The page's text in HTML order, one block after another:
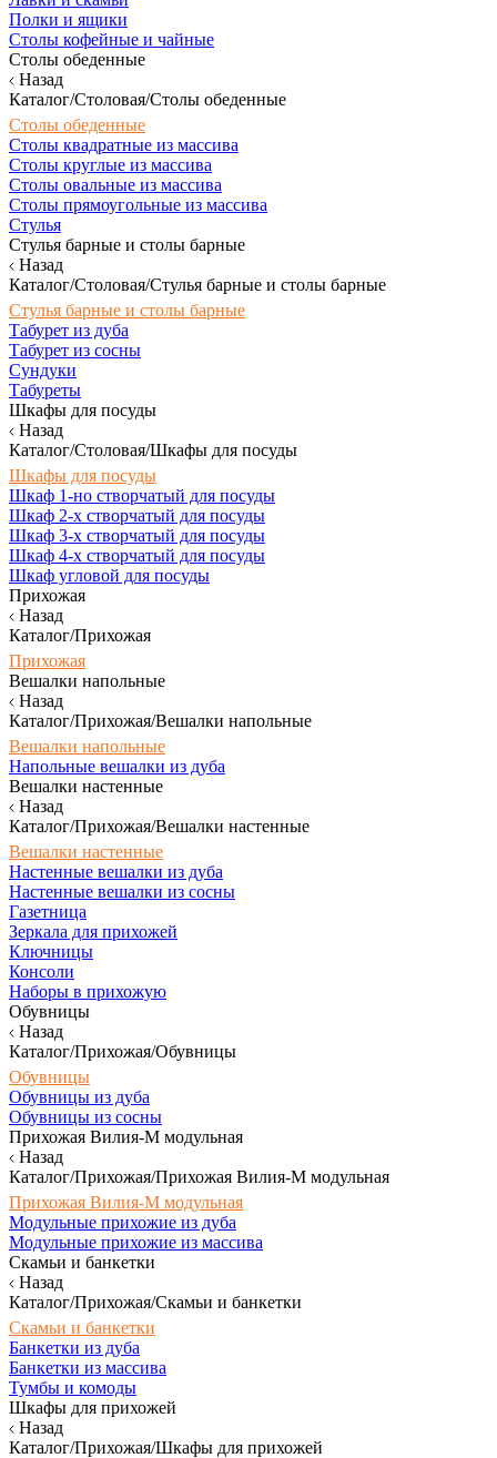
Полки и ящики
Столы кофейные и чайные
Столы обеденные
Назад
Каталог/Столовая/Столы обеденные
Столы обеденные
Столы квадратные из массива
Столы круглые из массива
Столы овальные из массива
Столы прямоугольные из массива
Стулья
Стулья барные и столы барные
Назад
Каталог/Столовая/Стулья барные и столы барные
Стулья барные и столы барные
Табурет из дуба
Табурет из сосны
Сундуки
Табуреты
Шкафы для посуды
Назад
Каталог/Столовая/Шкафы для посуды
Шкафы для посуды
Шкаф 1-но створчатый для посуды
Шкаф 2-х створчатый для посуды
Шкаф 3-х створчатый для посуды
Шкаф 4-х створчатый для посуды
Шкаф угловой для посуды
Прихожая
Назад
Каталог/Прихожая
Прихожая
Вешалки напольные
Назад
Каталог/Прихожая/Вешалки напольные
Вешалки напольные
Напольные вешалки из дуба
Вешалки настенные
Назад
Каталог/Прихожая/Вешалки настенные
Вешалки настенные
Настенные вешалки из дуба
Настенные вешалки из сосны
Газетница
Зеркала для прихожей
Ключницы
Консоли
Наборы в прихожую
Обувницы
Назад
Каталог/Прихожая/Обувницы
Обувницы
Обувницы из дуба
Обувницы из сосны
Прихожая Вилия-М модульная
Назад
Каталог/Прихожая/Прихожая Вилия-М модульная
Прихожая Вилия-М модульная
Модульные прихожие из дуба
Модульные прихожие из массива
Скамьи и банкетки
Назад
Каталог/Прихожая/Скамьи и банкетки
Скамьи и банкетки
Банкетки из дуба
Банкетки из массива
Тумбы и комоды
Шкафы для прихожей
Назад
Каталог/Прихожая/Шкафы для прихожей